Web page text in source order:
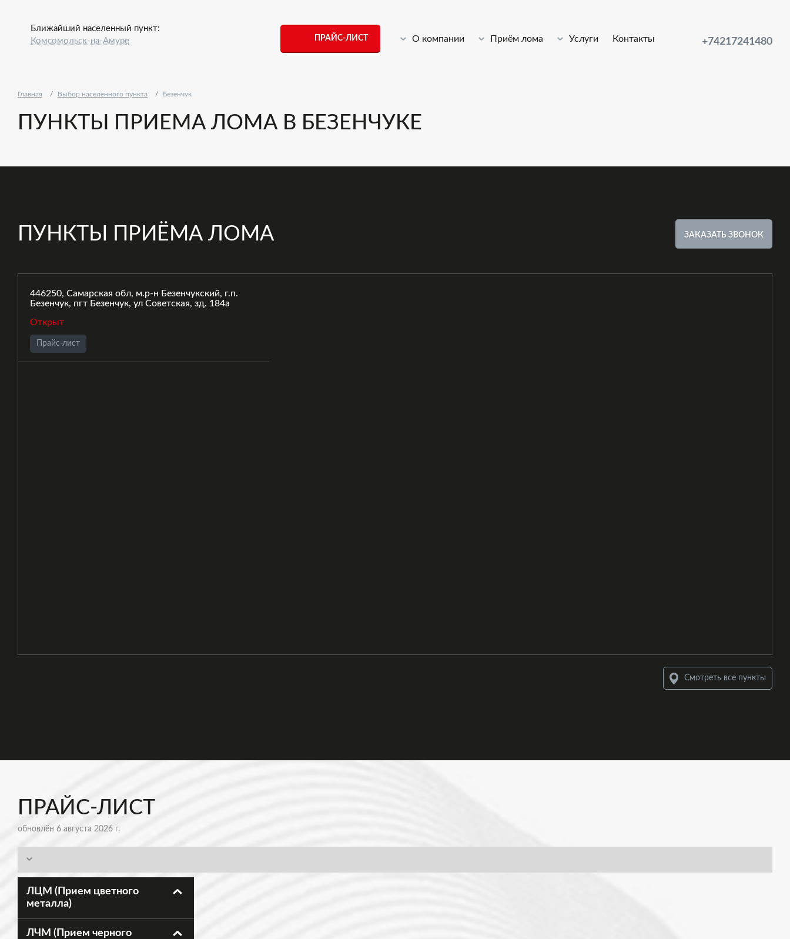
Ближайший населенный пункт:
Комсомольск-на-Амуре
ПРАЙС-ЛИСТ О компании Приём лома Услуги Контакты +74217241480
Главная Выбор населённого пункта Безенчук
ПУНКТЫ ПРИЕМА ЛОМА В БЕЗЕНЧУКЕ
ПУНКТЫ ПРИЁМА ЛОМА ЗАКАЗАТЬ ЗВОНОК
446250, Самарская обл, м.р-н Безенчукский, г.п.
Безенчук, пгт Безенчук, ул Советская, зд. 184а
Открыт
Прайс-лист
Смотреть все пункты
ПРАЙС-ЛИСТ
обновлён 6 августа 2026 г.
ЛЦМ (Прием цветного
металла)
ЛЧМ (Прием черного